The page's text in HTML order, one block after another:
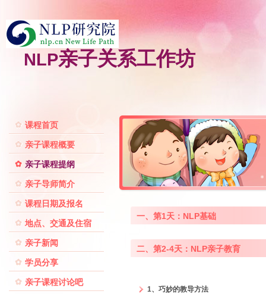
NLP亲子关系工作坊
课程首页
亲子课程概要
亲子课程提纲
亲子导师简介
课程日期及报名
地点、交通及住宿
亲子新闻
学员分享
亲子课程讨论吧
一、第1天：NLP基础
二、第2-4天：NLP亲子教育
1、巧妙的教导方法